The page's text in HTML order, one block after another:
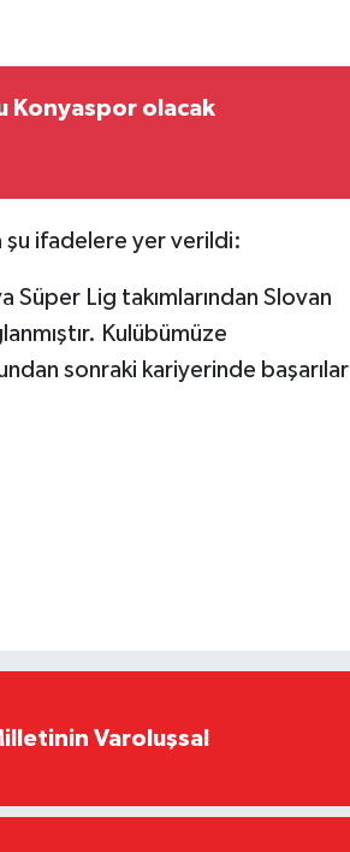
Konyaspor olacak
şu ifadelere yer verildi:
Süper Lig takımlarından Slovan
Kulübümüze
sonraki kariyerinde başarılar
Varoluşsal